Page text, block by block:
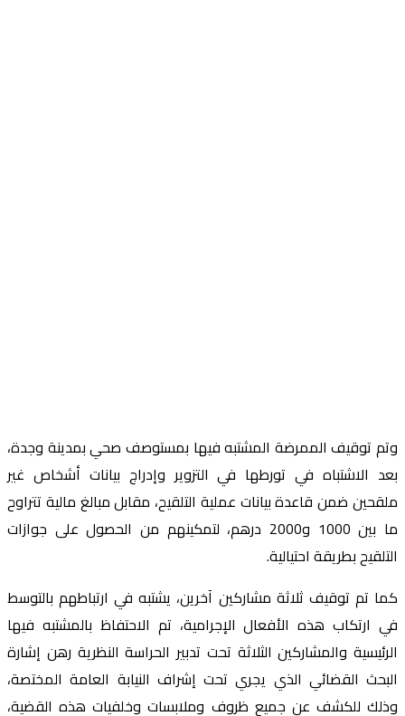
وتم توقيف الممرضة المشتبه فيها بمستوصف صحي بمدينة وجدة،
بعد الاشتباه في تورطها في التزوير وإدراج بيانات أشخاص غير
ملقحين ضمن قاعدة بيانات عملية التلقيح، مقابل مبالغ مالية تتراوح
ما بين 1000 و2000 درهم، لتمكينهم من الحصول على جوازات
التلقيح بطريقة احتيالية.
كما تم توقيف ثلاثة مشاركين آخرين، يشتبه في ارتباطهم بالتوسط
في ارتكاب هذه الأفعال الإجرامية، تم الاحتفاظ بالمشتبه فيها
الرئيسية والمشاركين الثلاثة تحت تدبير الحراسة النظرية رهن إشارة
البحث القضائي الذي يجري تحت إشراف النيابة العامة المختصة،
وذلك للكشف عن جميع ظروف وملابسات وخلفيات هذه القضية،